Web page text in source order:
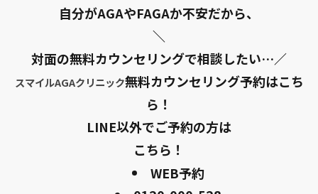
自分がAGAやFAGAか不安だから、
＼
対面の無料カウンセリングで相談したい…／
スマイルAGAクリニック無料カウンセリング予約はこち
ら！
LINE以外でご予約の方は
こちら！
WEB予約